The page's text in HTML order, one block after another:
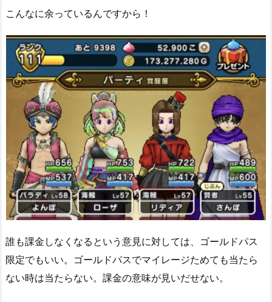
こんなに余っているんですから！
誰も課金しなくなるという意見に対しては、ゴールドパス
限定でもいい。ゴールドパスでマイレージためても当たら
ない時は当たらない。課金の意味が見いだせない。